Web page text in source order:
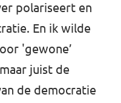
polariseert en
En ik wilde
'gewone’
juist de
de democratie